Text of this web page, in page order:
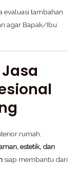
evaluasi tambahan
agar Bapak/Ibu
rumah,
estetik, dan
siap membantu dari